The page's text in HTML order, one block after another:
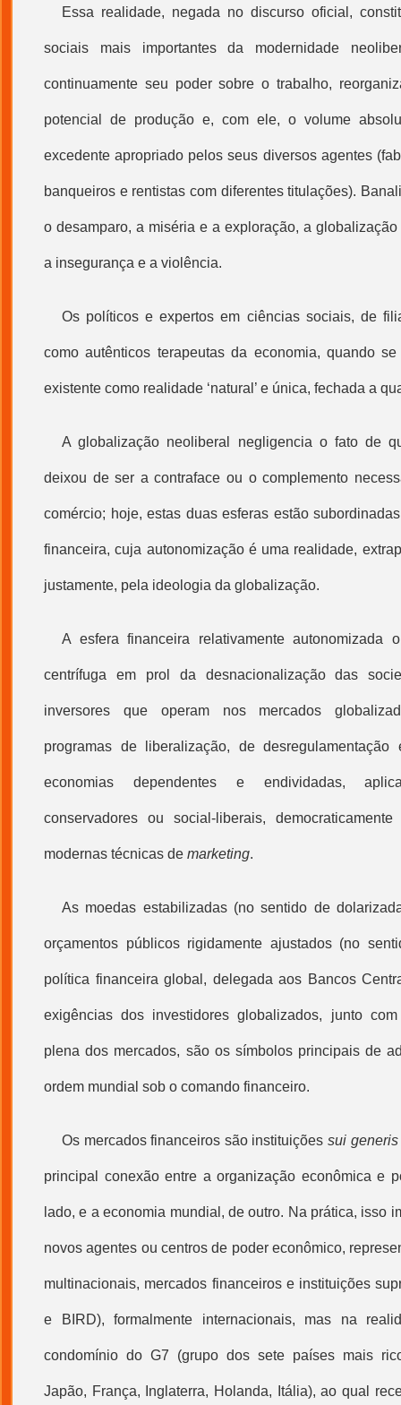
Essa realidade, negada no discurso oficial,
sociais mais importantes da modernidade
continuamente seu poder sobre o trabalho,
potencial de produção e, com ele, o volume
excedente apropriado pelos seus diversos agentes
banqueiros e rentistas com diferentes titulações).
o desamparo, a miséria e a exploração, a globalização
a insegurança e a violência.
Os políticos e expertos em ciências sociais, de
como autênticos terapeutas da economia, quando
existente como realidade ‘natural’ e única, fechada a
Aglobalização neoliberal negligencia o fato de
deixou de ser a contraface ou o complemento
comércio; hoje, estas duas esferas estão
financeira, cuja autonomização é uma realidade,
justamente, pela ideologia da globalização.
A esfera financeira relativamente autonomizada
centrífuga em prol da desnacionalização das
inversores que operam nos mercados
programas de liberalização, de
economias dependentes e endividadas,
conservadores ou social-liberais,
modernas técnicas de marketing.
As moedas estabilizadas (no sentido de
orçamentos públicos rigidamente ajustados (no
política financeira global, delegada aos Bancos
exigências dos investidores globalizados, junto
plena dos mercados, são os símbolos principais de
ordem mundial sob o comando financeiro.
Os mercados financeiros são instituições sui generis
principal conexão entre a organização econômica e
lado, e a economia mundial, de outro. Na prática, isso
novos agentes ou centros de poder econômico,
multinacionais, mercados financeiros e instituições
e BIRD), formalmente internacionais, mas na
condomínio do G7 (grupo dos sete países mais
Japão, França, Inglaterra, Holanda, Itália), ao qual